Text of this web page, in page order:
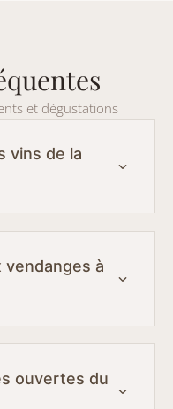
et dégustations
vins de la
à
ouvertes du